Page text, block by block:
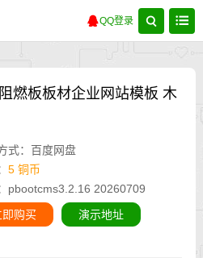
QQ登录
燃板板材企业网站模板 木
式：百度网盘
5 铜币
pbootcms3.2.16 20260709
即购买
演示地址